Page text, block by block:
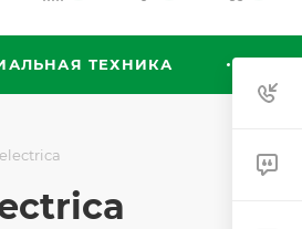
ТЕХНИКА